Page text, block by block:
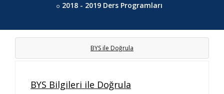
2018 - 2019 Ders Programları
BYS ile Doğrula
BYS Bilgileri ile Doğrula